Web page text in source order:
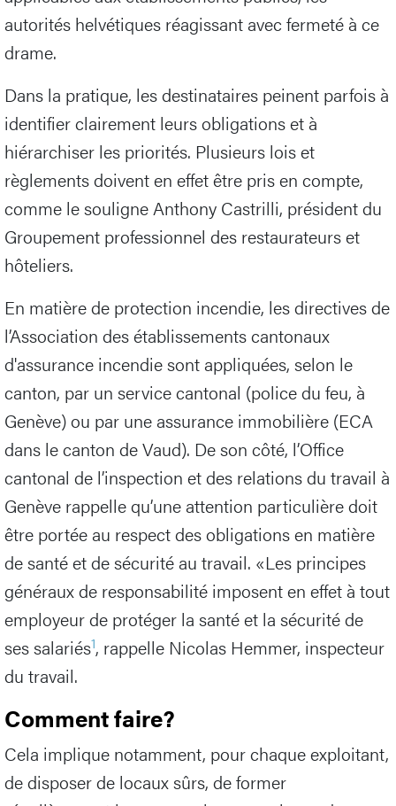
autorités helvétiques réagissant avec fermeté à ce
drame.
Dans la pratique, les destinataires peinent parfois à
identifier clairement leurs obligations et à
hiérarchiser les priorités. Plusieurs lois et
règlements doivent en effet être pris en compte,
comme le souligne Anthony Castrilli, président du
Groupement professionnel des restaurateurs et
hôteliers.
En matière de protection incendie, les directives de
l’Association des établissements cantonaux
d'assurance incendie sont appliquées, selon le
canton, par un service cantonal (police du feu, à
Genève) ou par une assurance immobilière (ECA
dans le canton de Vaud). De son côté, l’Office
cantonal de l’inspection et des relations du travail à
Genève rappelle qu’une attention particulière doit
être portée au respect des obligations en matière
de santé et de sécurité au travail. «Les principes
généraux de responsabilité imposent en effet à tout
employeur de protéger la santé et la sécurité de
ses salariés1, rappelle Nicolas Hemmer, inspecteur
du travail.
Comment faire?
Cela implique notamment, pour chaque exploitant,
de disposer de locaux sûrs, de former